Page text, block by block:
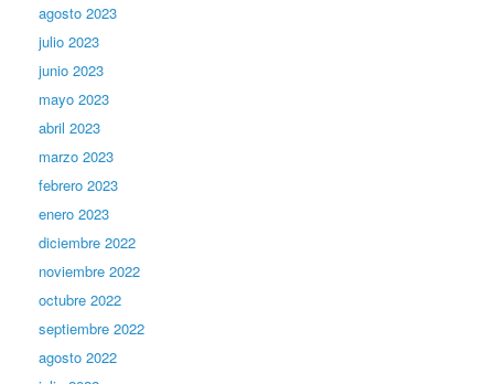
agosto 2023
julio 2023
junio 2023
mayo 2023
abril 2023
marzo 2023
febrero 2023
enero 2023
diciembre 2022
noviembre 2022
octubre 2022
septiembre 2022
agosto 2022